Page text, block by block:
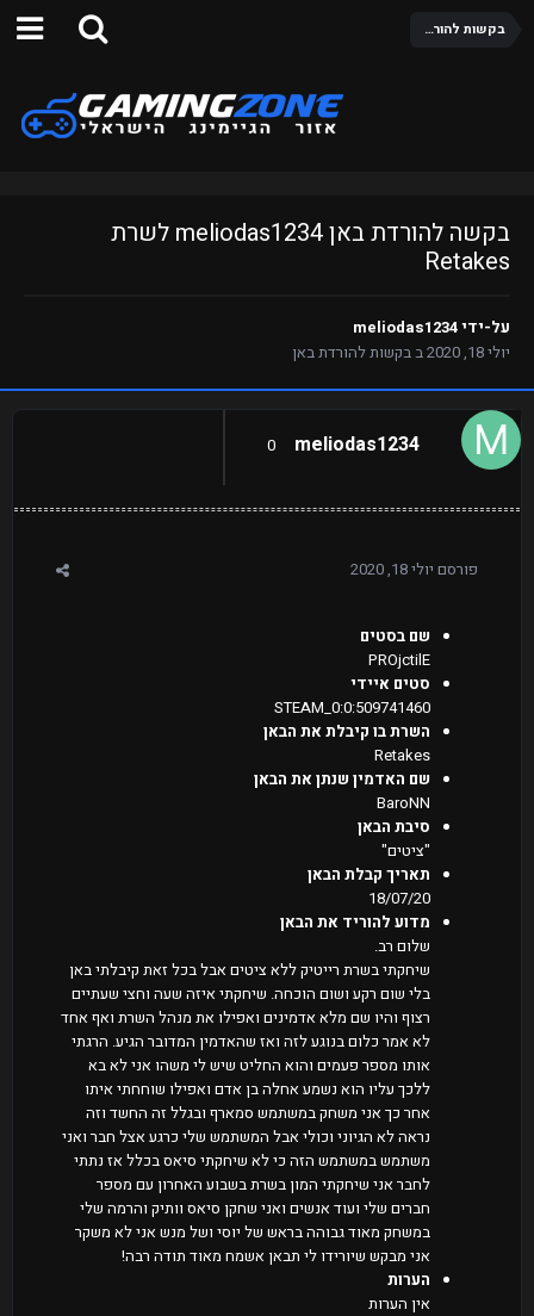
בקשות להורדת באן
בקשה להורדת באן meliodas1234 לשרת
Retakes
על-ידיmeliodas1234
יולי 18, 2020
בבקשות להורדת באן
meliodas1234
0
פורסם יולי 18, 2020
שם בסטים
PROjctilE
סטים איידי
STEAM_0:0:509741460
השרת בו קיבלת את הבאן
Retakes
שם האדמין שנתן את הבאן
BaroNN
סיבת הבאן
"ציטים"
תאריך קבלת הבאן
18/07/20
מדוע להוריד את הבאן
שלום רב.
שיחקתי בשרת רייטיק ללא ציטים אבל בכל זאת קיבלתי באן
בלי שום רקע ושום הוכחה. שיחקתי איזה שעה וחצי שעתיים
רצוף והיו שם מלא אדמינים ואפילו את מנהל השרת ואף אחד
לא אמר כלום בנוגע לזה ואז שהאדמין המדובר הגיע. הרגתי
אותו מספר פעמים והוא החליט שיש לי משהו אני לא בא
ללכך עליו הוא נשמע אחלה בן אדם ואפילו שוחחתי איתו
אחר כך אני משחק במשתמש סמארף ובגלל זה החשד וזה
נראה לא הגיוני וכולי אבל המשתמש שלי כרגע אצל חבר ואני
משתמש במשתמש הזה כי לא שיחקתי סיאס בכלל אז נתתי
לחבר אני שיחקתי המון בשרת בשבוע האחרון עם מספר
חברים שלי ועוד אנשים ואני שחקן סיאס וותיק והרמה שלי
במשחק מאוד גבוהה בראש של יוסי ושל מנש אני לא משקר
אני מבקש שיורידו לי תבאן אשמח מאוד תודה רבה!
הערות
אין הערות